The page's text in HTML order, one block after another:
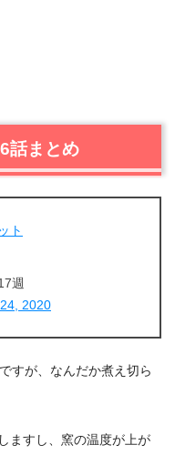
話まとめ
ト
週
2020
すが、なんだか煮え切ら
ますし、窯の温度が上が